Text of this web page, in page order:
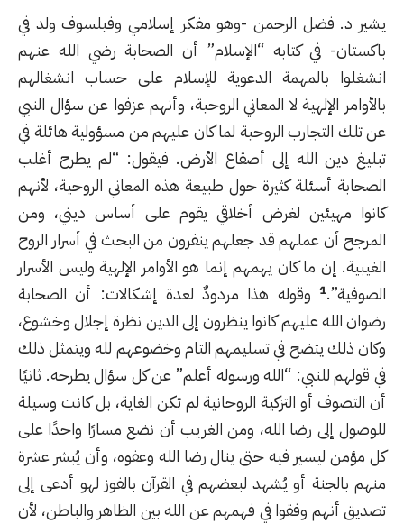
يشير د. فضل الرحمن -وهو مفكر إسلامي وفيلسوف ولد في
باكستان- في كتابه “الإسلام” أن الصحابة رضي الله عنهم
انشغلوا بالمهمة الدعوية للإسلام على حساب انشغالهم
بالأوامر الإلهية لا المعاني الروحية، وأنهم عزفوا عن سؤال النبي
عن تلك التجارب الروحية لما كان عليهم من مسؤولية هائلة في
تبليغ دين الله إلى أصقاع الأرض. فيقول: “لم يطرح أغلب
الصحابة أسئلة كثيرة حول طبيعة هذه المعاني الروحية، لأنهم
كانوا مهيئين لغرض أخلاقي يقوم على أساس ديني، ومن
المرجح أن عملهم قد جعلهم ينفرون من البحث في أسرار الروح
الغيبية. إن ما كان يهمهم إنما هو الأوامر الإلهية وليس الأسرار
الصوفية”.1 وقوله هذا مردودٌ لعدة إشكالات: أن الصحابة
رضوان الله عليهم كانوا ينظرون إلى الدين نظرة إجلال وخشوع،
وكان ذلك يتضح في تسليمهم التام وخضوعهم لله ويتمثل ذلك
في قولهم للنبي: “الله ورسوله أعلم” عن كل سؤال يطرحه. ثانيًا
أن التصوف أو التزكية الروحانية لم تكن الغاية، بل كانت وسيلة
للوصول إلى رضا الله، ومن الغريب أن نضع مسارًا واحدًا على
كل مؤمن ليسير فيه حتى ينال رضا الله وعفوه، وأن يُبشر عشرة
منهم بالجنة أو يُشهد لبعضهم في القرآن بالفوز لهو أدعى إلى
تصديق أنهم وفقوا في فهمهم عن الله بين الظاهر والباطن، لأن